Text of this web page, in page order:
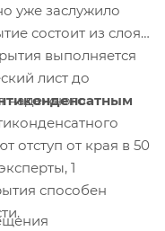
уже заслужило
состоит из слоя
выполняется
лист до
надежного
отступ от края в 50
1
способен